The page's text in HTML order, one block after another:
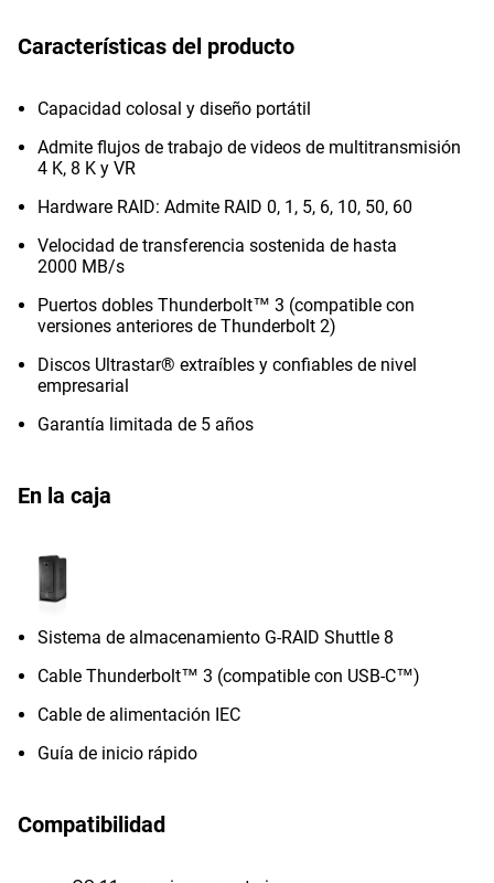
Características del producto
Capacidad colosal y diseño portátil
Admite flujos de trabajo de videos de multitransmisión
4 K, 8 K y VR
Hardware RAID: Admite RAID 0, 1, 5, 6, 10, 50, 60
Velocidad de transferencia sostenida de hasta
2000 MB/s
Puertos dobles Thunderbolt™ 3 (compatible con
versiones anteriores de Thunderbolt 2)
Discos Ultrastar® extraíbles y confiables de nivel
empresarial
Garantía limitada de 5 años
En la caja
Sistema de almacenamiento G-RAID Shuttle 8
Cable Thunderbolt™ 3 (compatible con USB-C™)
Cable de alimentación IEC
Guía de inicio rápido
Compatibilidad